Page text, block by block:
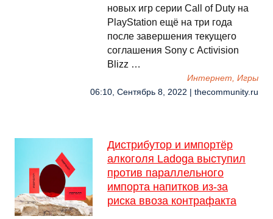
новых игр серии Call of Duty на
PlayStation ещё на три года
после завершения текущего
соглашения Sony с Activision
Blizz …
Интернет, Игры
06:10, Сентябрь 8, 2022 | thecommunity.ru
Дистрибутор и импортёр
алкоголя Ladoga выступил
против параллельного
импорта напитков из-за
риска ввоза контрафакта